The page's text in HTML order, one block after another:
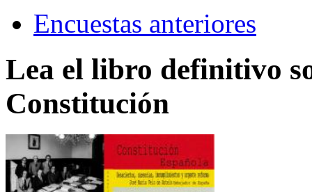
Encuestas anteriores
Lea el libro definitivo
Constitución